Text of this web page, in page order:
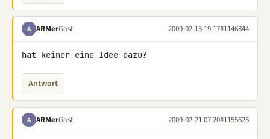
A ARMerGast 2009-02-13 19:17#1146844
hat keiner eine Idee dazu?
Antwort
A ARMerGast 2009-02-21 07:20#1155625